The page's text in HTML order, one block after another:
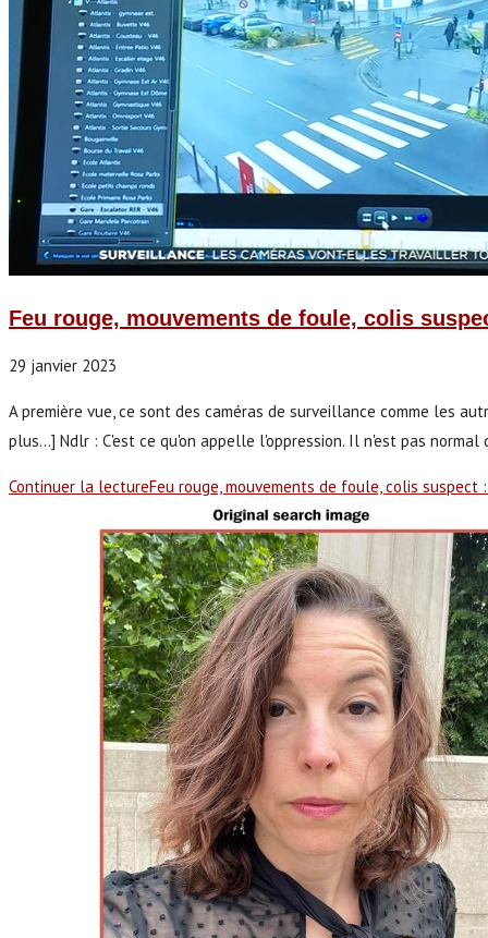
Feu rouge, mouvements de foule, colis
29 janvier 2023
A première vue, ce sont des caméras de surveillance comme les
plus...] Ndlr : C'est ce qu'on appelle l'oppression. Il n'est pas
Continuer la lectureFeu rouge, mouvements de foule, colis